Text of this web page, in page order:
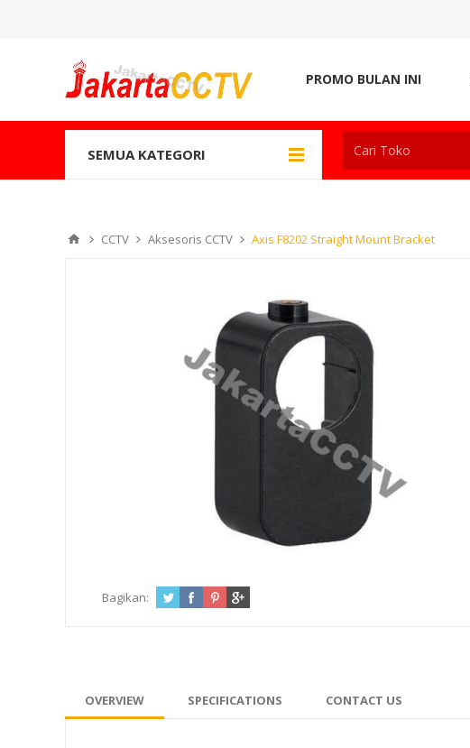
PROMO BULAN INI
SEMUA KATEGORI
CCTV Aksesoris CCTV Axis F8202 Straight Mount Bracket
Bagikan:
OVERVIEW SPECIFICATIONS CONTACT US